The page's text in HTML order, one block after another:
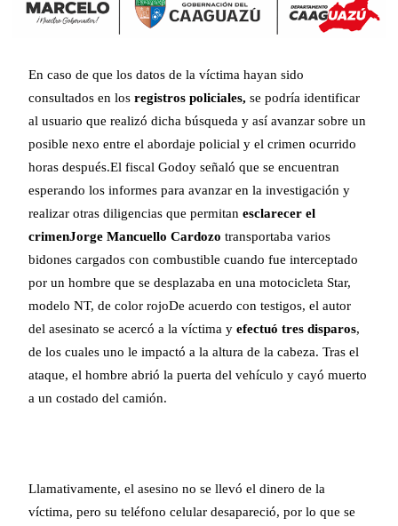
En caso de que los datos de la víctima hayan sido
consultados en los registros policiales, se podría identificar
al usuario que realizó dicha búsqueda y así avanzar sobre un
posible nexo entre el abordaje policial y el crimen ocurrido
horas después.El fiscal Godoy señaló que se encuentran
esperando los informes para avanzar en la investigación y
realizar otras diligencias que permitan esclarecer el
crimenJorge Mancuello Cardozo transportaba varios
bidones cargados con combustible cuando fue interceptado
por un hombre que se desplazaba en una motocicleta Star,
modelo NT, de color rojoDe acuerdo con testigos, el autor
del asesinato se acercó a la víctima y efectuó tres disparos,
de los cuales uno le impactó a la altura de la cabeza. Tras el
ataque, el hombre abrió la puerta del vehículo y cayó muerto
a un costado del camión.
Llamativamente, el asesino no se llevó el dinero de la
víctima, pero su teléfono celular desapareció, por lo que se